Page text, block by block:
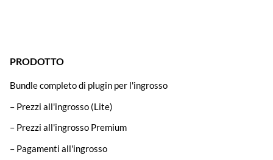
PRODOTTO
Bundle completo di plugin per l'ingrosso
– Prezzi all'ingrosso (Lite)
– Prezzi all'ingrosso Premium
– Pagamenti all'ingrosso